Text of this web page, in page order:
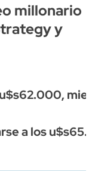
millonario
y
a los